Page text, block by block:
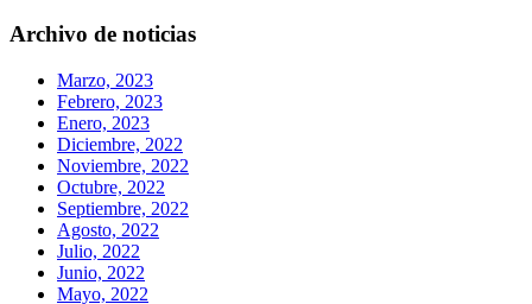
Archivo de noticias
Marzo, 2023
Febrero, 2023
Enero, 2023
Diciembre, 2022
Noviembre, 2022
Octubre, 2022
Septiembre, 2022
Agosto, 2022
Julio, 2022
Junio, 2022
Mayo, 2022